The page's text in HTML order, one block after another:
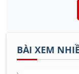
BÀI XEM